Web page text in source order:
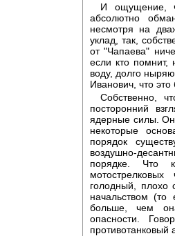
И ощущение,
абсолютно
несмотря на
уклад, так,
от "Чапаева"
если кто помнит,
воду, долго
Иванович, что
Собственно,
посторонний
ядерные силы.
некоторые
порядок
воздушно-
порядке. Что
голодный,
начальством
больше, чем
опасности.
противотанковый